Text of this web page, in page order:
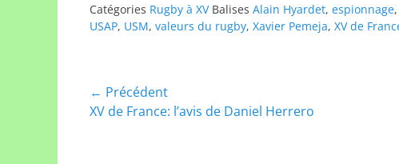
Catégories Rugby à XVBalises Alain Hyardet, espionnage,
USAP, USM, valeurs du rugby, Xavier Pemeja, XV de
Navigation
de
← Précédent
Article
XV de France: l’avis de Daniel Herrero